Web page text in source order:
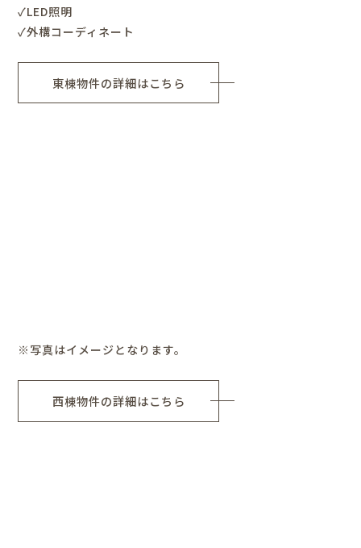
✓LED照明
✓外構コーディネート
東棟物件の詳細はこちら
※写真はイメージとなります。
西棟物件の詳細はこちら